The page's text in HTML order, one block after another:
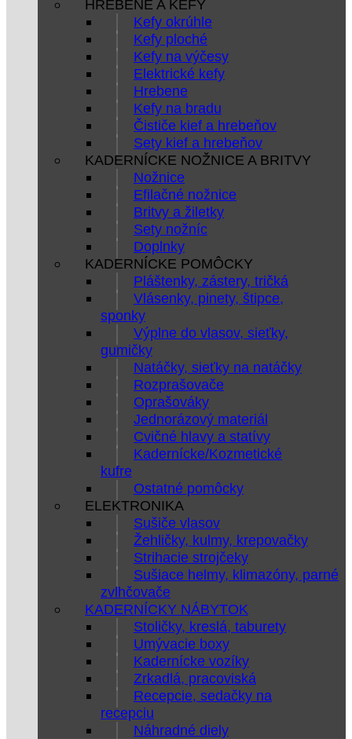
HREBENE A KEFY
Kefy okrúhle
Kefy ploché
Kefy na výčesy
Elektrické kefy
Hrebene
Kefy na bradu
Čističe kief a hrebeňov
Sety kief a hrebeňov
KADERNÍCKE NOŽNICE A BRITVY
Nožnice
Efilačné nožnice
Britvy a žiletky
Sety nožníc
Doplnky
KADERNÍCKE POMÔCKY
Pláštenky, zástery, tričká
Vlásenky, pinety, štipce,
sponky
Výplne do vlasov, sieťky,
gumičky
Natáčky, sieťky na natáčky
Rozprašovače
Oprašováky
Jednorázový materiál
Cvičné hlavy a statívy
Kadernícke/Kozmetické
kufre
Ostatné pomôcky
ELEKTRONIKA
Sušiče vlasov
Žehličky, kulmy, krepovačky
Strihacie strojčeky
Sušiace helmy, klimazóny, parné
zvlhčovače
KADERNÍCKY NÁBYTOK
Stoličky, kreslá, taburety
Umývacie boxy
Kadernícke vozíky
Zrkadlá, pracoviská
Recepcie, sedačky na
recepciu
Náhradné diely